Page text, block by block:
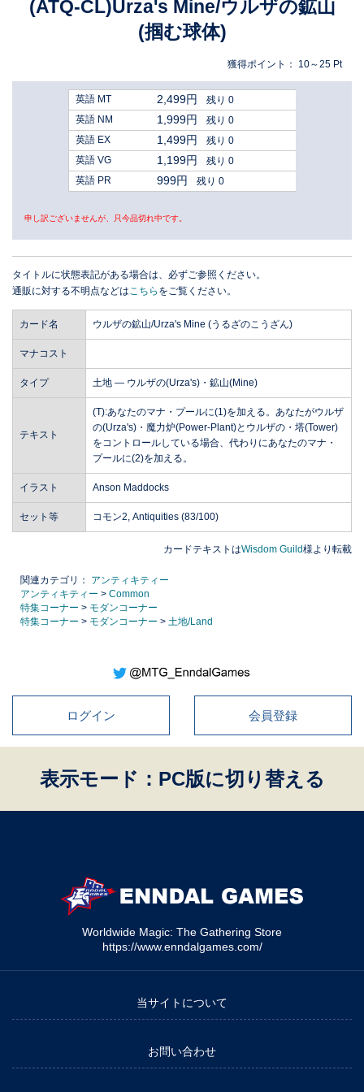
(ATQ-CL)Urza's Mine/ウルザの鉱山
(掴む球体)
獲得ポイント： 10～25 Pt
英語 MT 2,499円
残り 0
英語 NM
1,999円
残り 0
英語 EX
1,499円
残り 0
英語 VG
1,199円
残り 0
英語 PR
999円 残り 0
申し訳ございませんが、只今品切れ中です。
タイトルに状態表記がある場合は、必ずご参照ください。
通販に対する不明点などはこちら をご覧ください。
カード名 ウルザの鉱山/Urza's Mine (うるざのこうざん)
マナコスト
タイプ 土地 ― ウルザの(Urza's)・鉱山(Mine)
テキスト
(T):あなたのマナ・プールに(1)を加える。あなたがウルザ
の(Urza's)・魔力炉(Power-Plant)とウルザの・塔(Tower)
をコントロールしている場合、代わりにあなたのマナ・
プールに(2)を加える。
イラスト Anson Maddocks
セット等 コモン2, Antiquities (83/100)
カードテキストはWisdom Guild様より転載
関連カテゴリ：
アンティキティー
アンティキティー > Common
特集コーナー > モダンコーナー
特集コーナー > モダンコーナー > 土地/Land
ログイン 会員登録
表示モード：PC版に切り替える
Worldwide Magic: The Gathering Store
https://www.enndalgames.com/
当サイトについて
お問い合わせ